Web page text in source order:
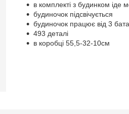
в комплекті з будинком іде
будиночок підсвічується
будиночок працює від 3
493 деталі
в коробці 55,5-32-10см